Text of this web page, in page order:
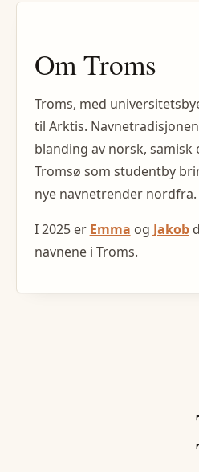
OmTroms
Troms, med
til Arktis.
blanding av norsk, samisk
Tromsø som studentby
nye navnetrender nordfra.
I2025er Emma og Jakob
navnene i Troms.